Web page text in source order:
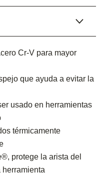
Cr-V para mayor
que ayuda a evitar la
usado en herramientas
térmicamente
protege la arista del